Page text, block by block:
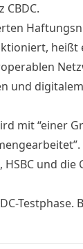
heißt
und
mit “einer
und die
Testphase.